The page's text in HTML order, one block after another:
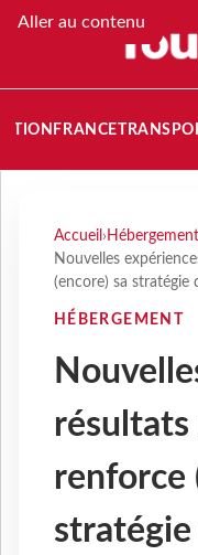
Aller au contenu
FRANCE
Accueil › Hébergement
Nouvelles
(encore) sa stratégie
HÉBERGEMENT
résultats
renforce